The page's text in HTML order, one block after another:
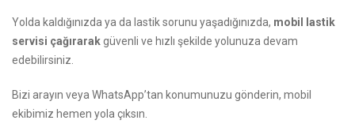
Yolda kaldığınızda ya da lastik sorunu yaşadığınızda, mobil lastik
servisi çağırarakgüvenli ve hızlı şekilde yolunuza devam
edebilirsiniz.
Bizi arayın veya WhatsApp’tan konumunuzu gönderin, mobil
ekibimiz hemen yola çıksın.